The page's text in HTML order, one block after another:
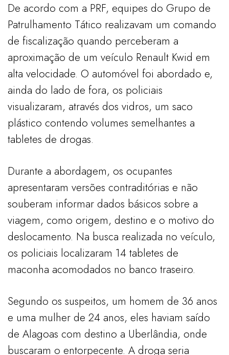
De acordo com a PRF, equipes do Grupo de
Patrulhamento Tático realizavam um comando
de fiscalização quando perceberam a
aproximação de um veículo Renault Kwid em
alta velocidade. O automóvel foi abordado e,
ainda do lado de fora, os policiais
visualizaram, através dos vidros, um saco
plástico contendo volumes semelhantes a
tabletes de drogas.
Durante a abordagem, os ocupantes
apresentaram versões contraditórias e não
souberam informar dados básicos sobre a
viagem, como origem, destino e o motivo do
deslocamento. Na busca realizada no veículo,
os policiais localizaram 14 tabletes de
maconha acomodados no banco traseiro.
Segundo os suspeitos, um homem de 36 anos
e uma mulher de 24 anos, eles haviam saído
de Alagoas com destino a Uberlândia, onde
buscaram o entorpecente. A droga seria